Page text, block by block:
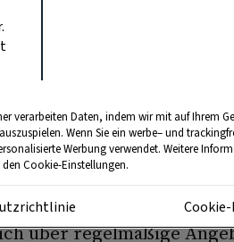
an unseren Events – wie
über regelmäßige
verarbeiten Daten, indem wir mit auf Ihrem
Wenn Sie ein werbe– und
Werbung verwendet. Weitere
Cookie-Einstellungen.